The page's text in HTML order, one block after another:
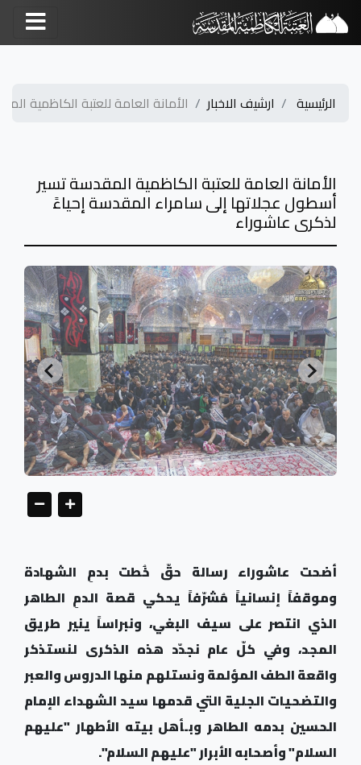
الرئيسية ارشيف الاخبار الأمانة العامة للعتبة الكاظمية
الأمانة العامة للعتبة الكاظمية المقدسة تسير
أسطول عجلاتها إلى سامراء المقدسة إحياءً
لذكرى عاشوراء
أضحت عاشوراء رسالة حقّ خُطت بدمِ الشهادة
وموقفاً إنسانياً مُشرّفاً يحكي قصة الدمِ الطاهر
الذي انتصر على سيف البغي، ونبراساً ينير طريق
المجد، وفي كلّ عام نجدّد هذه الذكرى لنستذكر
واقعة الطف المؤلمة ونستلهم منها الدروس والعبر
والتضحيات الجلية التي قدمها سيد الشهداء الإمام
الحسين بدمه الطاهر وبـأهل بيته الأطهار "عليهم
السلام" وأصحابه الأبرار "عليهم السلام".